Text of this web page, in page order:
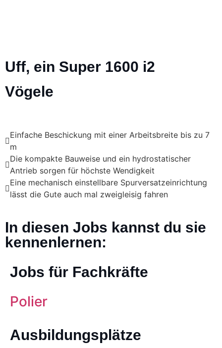
Uff, ein Super 1600 i2
Vögele
Einfache Beschickung mit einer Arbeitsbreite bis zu 7
m
Die kompakte Bauweise und ein hydrostatischer
Antrieb sorgen für höchste Wendigkeit
Eine mechanisch einstellbare Spurversatzeinrichtung
lässt die Gute auch mal zweigleisig fahren
In diesen Jobs kannst du sie
kennenlernen:
Jobs für Fachkräfte
Polier
Ausbildungsplätze